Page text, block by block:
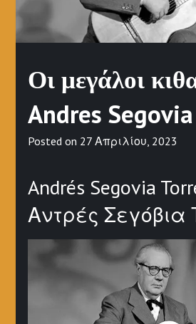
Οι μεγάλοι
Andres Segovia
Posted on 27 Απριλίου, 2023
Andrés Segovia
Αντρές Σεγόβια